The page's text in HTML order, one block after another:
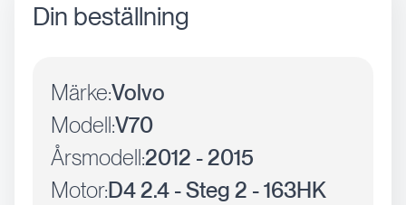
Din beställning
Märke:Volvo
Modell:V70
Årsmodell:2012 - 2015
Motor:D4 2.4 - Steg 2 - 163HK